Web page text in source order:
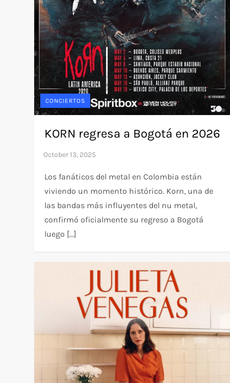
CONCIERTOS
KORN regresa a Bogotá en 2026
Los fanáticos del metal en Colombia están
viviendo un momento histórico. Korn, una de
las bandas más influyentes del nu metal,
confirmó oficialmente su regreso a Bogotá
luego […]